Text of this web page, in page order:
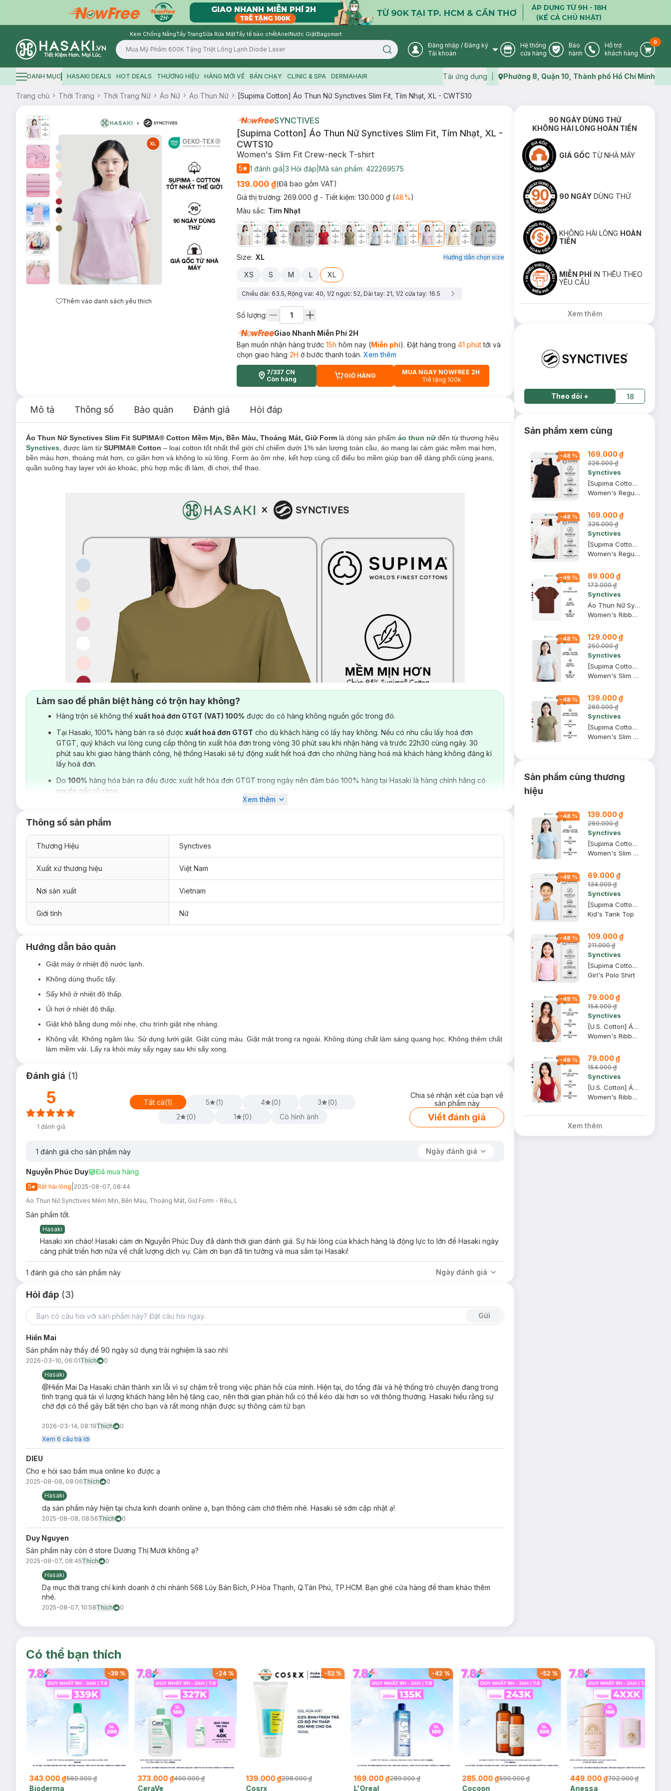
Kem Chống NắngTẩy TrangSữa Rửa MặtTẩy tế bào chếtArielNước GiặtBagsmart
Logo
Search icon User Icon
Đăng nhập / Đăng ký
Tài khoản
Store Icon
Hệ thống
cửa hàng
Warranty Icon
Bảo
hành
Phone Icon
Hỗ trợ
khách hàng
Cart
0
Hamburger icon
DANH MỤC HASAKI DEALS HOT DEALS THƯƠNG HIỆU HÀNG MỚI VỀ BÁN CHẠY CLINIC & SPA DERMAHAIR Tải ứng dụng Map icon
Phường 8, Quận 10, Thành phố Hồ Chí Minh
Trang chủ Thời Trang Thời Trang Nữ Áo Nữ Áo Thun Nữ [Supima Cotton] Áo Thun Nữ Synctives Slim Fit, Tím Nhạt, XL - CWTS10
Thêm vào danh sách yêu thích
SYNCTIVES
[Supima Cotton] Áo Thun Nữ Synctives Slim Fit, Tím Nhạt, XL -
CWTS10
Women's Slim Fit Crew-neck T-shirt
5 1 đánh giá 3 Hỏi đáp Mã sản phẩm: 422269575
139.000 ₫(Đã bao gồm VAT)
Giá thị trường: 269.000 ₫ - Tiết kiệm: 130.000 ₫(48%)
Màu sắc: Tím Nhạt
Size: XL Hướng dẫn chọn size
XS S M L XL
Chiều dài: 63.5, Rộng vai: 40, 1/2 ngực: 52, Dài tay: 21, 1/2 cửa tay: 16.5
Số lượng:
Giao Nhanh Miễn Phí 2H
Bạn muốn nhận hàng trước 15h hôm nay (Miễn phí). Đặt hàng trong 41 phúttới và
chọn giao hàng 2H ở bước thanh toán. Xem thêm
7/337 CN
Còn hàng
CART PLUS ICON
GIỎ HÀNG
MUA NGAY NOWFREE 2H
Trễ tặng 100k
Mô tả Thông số Bảo quản Đánh giá Hỏi đáp
Áo Thun Nữ Synctives Slim Fit SUPIMA® Cotton Mềm Mịn, Bền Màu, Thoáng Mát, Giữ Form là dòng sản phẩm áo thun nữđến từ thương hiệu
Synctives , được làm từ SUPIMA® Cotton – loại cotton tốt nhất thế giới chỉ chiếm dưới 1% sản lượng toàn cầu, áo mang lại cảm giác mềm mại hơn,
bền màu hơn, thoáng mát hơn, co giãn hơn và không lo xù lông. Form áo ôm nhẹ, kết hợp cùng cổ điểu bo mềm giúp bạn dễ dàng phối cùng jeans,
quần suông hay layer với áo khoác, phù hợp mặc đi làm, đi chơi, thể thao.
Làm sao để phân biệt hàng có trộn hay không?
Hàng trộn sẽ không thể xuất hoá đơn GTGT (VAT) 100% được do có hàng không nguồn gốc trong đó.
Tại Hasaki, 100% hàng bán ra sẽ được xuất hoá đơn GTGT cho dù khách hàng có lấy hay không. Nếu có nhu cầu lấy hoá đơn
GTGT, quý khách vui lòng cung cấp thông tin xuất hóa đơn trong vòng 30 phút sau khi nhận hàng và trước 22h30 cùng ngày. 30
phút sau khi giao hàng thành công, hệ thống Hasaki sẽ tự động xuất hết hoá đơn cho những hàng hoá mà khách hàng không đăng kí
lấy hoá đơn.
Do 100% hàng hóa bán ra đều được xuất hết hóa đơn GTGT trong ngày nên đảm bảo 100% hàng tại Hasaki là hàng chính hãng có
nguồn gốc rõ ràng.
Xem thêm
Thông số sản phẩm
Thương Hiệu Synctives
Xuất xứ thương hiệu Việt Nam
Nơi sản xuất Vietnam
Giới tính Nữ
Hướng dẫn bảo quản
Giặt máy ở nhiệt độ nước lạnh.
Không dùng thuốc tẩy.
Sấy khô ở nhiệt độ thấp.
Ủi hơi ở nhiệt độ thấp.
Giặt khô bằng dung môi nhẹ, chu trình giặt nhẹ nhàng.
Không vắt. Không ngâm lâu. Sử dụng lưới giặt. Giặt cùng màu. Giặt mặt trong ra ngoài. Không dùng chất làm sáng quang học. Không thêm chất
làm mềm vải. Lấy ra khỏi máy sấy ngay sau khi sấy xong.
Đánh giá (1)
5
1 đánh giá
Tất cả(1) 5 (1) 4 (0) 3 (0)
2
(0) 1 (0) Có hình ảnh
Chia sẻ nhận xét của bạn về
sản phẩm này
Viết đánh giá
1 đánh giá cho sản phẩm này Ngày đánh giá
Nguyễn Phúc Duy Đã mua hàng
5 Rất hài lòng 2025-08-07, 08:44
Áo Thun Nữ Synctives Mềm Mịn, Bền Màu, Thoáng Mát, Giữ Form - Rêu, L
Sản phẩm tốt.
Hasaki
Hasaki xin chào! Hasaki cảm ơn Nguyễn Phúc Duy đã dành thời gian đánh giá. Sự hài lòng của khách hàng là động lực to lớn để Hasaki ngày
càng phát triển hơn nữa về chất lượng dịch vụ. Cảm ơn bạn đã tin tưởng và mua sắm tại Hasaki!
1 đánh giá cho sản phẩm này Ngày đánh giá
Hỏi đáp (3)
Gửi
Hiền Mai
Sản phẩm này thấy để 90 ngày sử dụng trải nghiệm là sao nhỉ
2026-03-10, 06:01Thích
0
Hasaki
@Hiền Mai Dạ Hasaki chân thành xin lỗi vì sự chậm trễ trong việc phản hồi của mình. Hiện tại, do tổng đài và hệ thống trò chuyện đang trong
tình trạng quá tải vì lượng khách hàng liên hệ tăng cao, nên thời gian phản hồi có thể kéo dài hơn so với thông thường. Hasaki hiểu rằng sự
chờ đợi có thể gây bất tiện cho bạn và rất mong nhận được sự thông cảm từ bạn
2026-03-14, 08:19Thích
0
Xem 6 câu trả lời
DIEU
Cho e hỏi sao bấm mua online ko được ạ
2025-08-08, 08:06Thích
0
Hasaki
dạ sản phẩm này hiện tại chưa kinh doanh online ạ, bạn thông cảm chờ thêm nhé. Hasaki sẽ sớm cập nhật ạ!
2025-08-08, 08:56Thích 0
Duy Nguyen
Sản phẩm này còn ở store Dương Thị Mười không ạ?
2025-08-07, 08:45Thích
0
Hasaki
Dạ mục thời trang chỉ kinh doanh ở chi nhánh 568 Lũy Bán Bích, P.Hòa Thạnh, Q.Tân Phú, TP.HCM. Bạn ghé cửa hàng để tham khảo thêm
nhé.
2025-08-07, 10:58Thích 0
90 NGÀY DÙNG THỬ
KHÔNG HÀI LÒNG HOÀN TIỀN
GIÁ GỐC TỪ NHÀ MÁY
90 NGÀY DÙNG THỬ
KHÔNG HÀI LÒNG HOÀN
TIỀN
MIỄN PHÍ IN THÊU THEO
YÊU CẦU
Xem thêm
Theo dõi + 18
Sản phẩm xem cùng
-48 % 169.000 ₫
326.000 ₫
Synctives
[Supima Cotton] Áo Thun Nữ Synctives Regular Fit, Đen, S - CWTS02
Women's Regular Fit Curved Hem T-Shirt
-48 % 169.000 ₫
326.000 ₫
Synctives
[Supima Cotton] Áo Thun Nữ Synctives Regular Fit, Trắng, S - CWTS02
Women's Regular Fit Curved Hem T-Shirt
-49 % 89.000 ₫
173.000 ₫
Synctives
Áo Thun Nữ Synctives Slim Fit, USA Cotton, Đỏ Nâu Sẫm, Size L
Women's Ribbed Waist Length Fitted T-shirt - CWTS0016
-48 % 129.000 ₫
250.000 ₫
Synctives
[Supima Cotton] Áo Thun Nữ Synctives Slim Fit, Trắng, M - CWTS01
Women's Slim Fit Crew-neck T-shirt
-48 % 139.000 ₫
269.000 ₫
Synctives
[Supima Cotton] Áo Thun Nữ Synctives Slim Fit, Rêu, XS - CWTS10
Women's Slim Fit Crew-neck T-shirt
Sản phẩm cùng thương
hiệu
-48 % 139.000 ₫
269.000 ₫
Synctives
[Supima Cotton] Áo Thun Nữ Synctives Slim Fit, Xanh Mây, XL - CWTS10
Women's Slim Fit Crew-neck T-shirt
-49 % 69.000 ₫
134.000 ₫
Synctives
[Supima Cotton] Áo Sát Nách Trẻ Em Synctives, Xanh Mây, 5 - CCTA01
Kid's Tank Top
-48 % 109.000 ₫
211.000 ₫
Synctives
[Supima Cotton] Áo Polo Trẻ Em Synctives, Tím Nhạt, 8 - CGPO01
Girl's Polo Shirt
-49 % 79.000 ₫
154.000 ₫
Synctives
[U.S. Cotton] Áo Tank Top Nữ Synctives Slim Fit, Đỏ Nâu Sẫm, XL - CWTA0006
Women's Ribbed Waist Length Fitted Tank Top
-49 % 79.000 ₫
154.000 ₫
Synctives
[U.S. Cotton] Áo Tank Top Nữ Synctives Slim Fit, Đỏ Samba, L - CWTA0006
Women's Ribbed Waist Length Fitted Tank Top
Xem thêm
Có thể bạn thích
-39%
343.000 ₫560.000 ₫
Bioderma
-24%
373.000 ₫490.000 ₫
CeraVe
-53%
139.000 ₫298.000 ₫
Cosrx
-42 %
169.000 ₫289.000 ₫
L'Oreal
-52 %
285.000 ₫590.000 ₫
Cocoon
449.000 ₫702.000 ₫
Anessa